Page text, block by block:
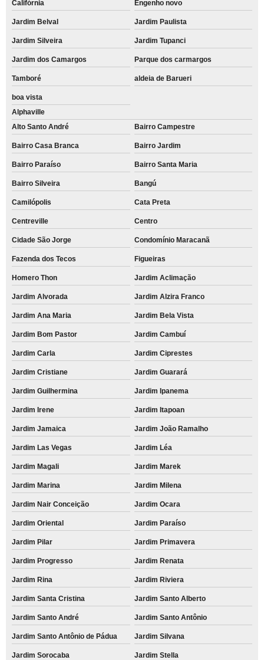
Califórnia Engenho novo
Jardim Belval Jardim Paulista
Jardim Silveira Jardim Tupanci
Jardim dos Camargos Parque dos carmargos
Tamboré aldeia de Barueri
boa vista
Alphaville
Alto Santo André
Bairro Campestre
Bairro Casa Branca Bairro Jardim
Bairro Paraíso Bairro Santa Maria
Bairro Silveira Bangú
Camilópolis Cata Preta
Centreville Centro
Cidade São Jorge Condomínio Maracanã
Fazenda dos Tecos Figueiras
Homero Thon Jardim Aclimação
Jardim Alvorada Jardim Alzira Franco
Jardim Ana Maria Jardim Bela Vista
Jardim Bom Pastor Jardim Cambuí
Jardim Carla Jardim Ciprestes
Jardim Cristiane Jardim Guarará
Jardim Guilhermina Jardim Ipanema
Jardim Irene Jardim Itapoan
Jardim Jamaica Jardim João Ramalho
Jardim Las Vegas Jardim Léa
Jardim Magali Jardim Marek
Jardim Marina Jardim Milena
Jardim Nair Conceição Jardim Ocara
Jardim Oriental Jardim Paraíso
Jardim Pilar Jardim Primavera
Jardim Progresso Jardim Renata
Jardim Rina Jardim Riviera
Jardim Santa Cristina Jardim Santo Alberto
Jardim Santo André Jardim Santo Antônio
Jardim Santo Antônio de Pádua Jardim Silvana
Jardim Sorocaba Jardim Stella